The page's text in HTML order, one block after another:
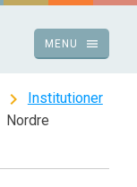
menu
MENU
chevron_right Institutioner
Nordre